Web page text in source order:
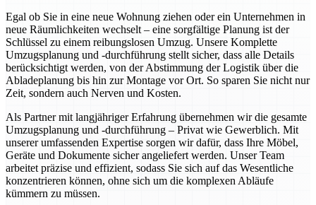
Egal ob Sie in eine neue Wohnung ziehen oder ein Unternehmen in
neue Räumlichkeiten wechselt – eine sorgfältige Planung ist der
Schlüssel zu einem reibungslosen Umzug. Unsere Komplette
Umzugsplanung und -durchführung stellt sicher, dass alle Details
berücksichtigt werden, von der Abstimmung der Logistik über die
Abladeplanung bis hin zur Montage vor Ort. So sparen Sie nicht nur
Zeit, sondern auch Nerven und Kosten.
Als Partner mit langjähriger Erfahrung übernehmen wir die gesamte
Umzugsplanung und -durchführung – Privat wie Gewerblich. Mit
unserer umfassenden Expertise sorgen wir dafür, dass Ihre Möbel,
Geräte und Dokumente sicher angeliefert werden. Unser Team
arbeitet präzise und effizient, sodass Sie sich auf das Wesentliche
konzentrieren können, ohne sich um die komplexen Abläufe
kümmern zu müssen.